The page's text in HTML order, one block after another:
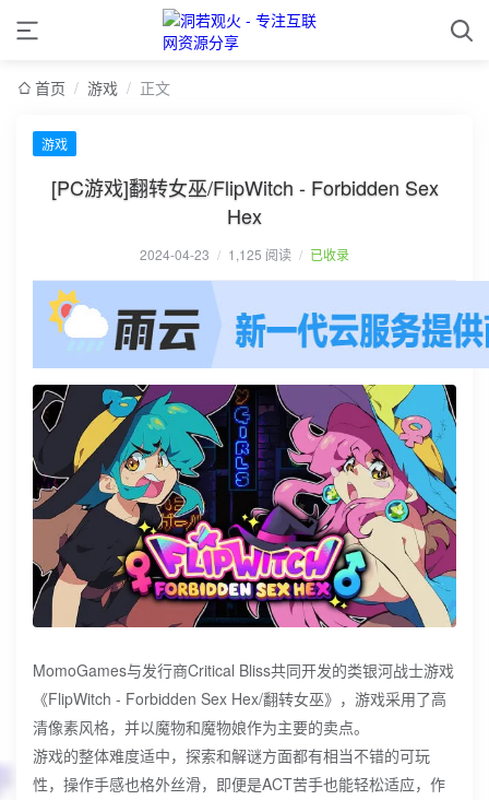
首页 / 游戏 / 正文
游戏
[PC游戏]翻转女巫/FlipWitch - Forbidden Sex
Hex
2024-04-23 / 1,125 阅读 / 已收录
MomoGames与发行商Critical Bliss共同开发的类银河战士游戏
《FlipWitch - Forbidden Sex Hex/翻转女巫》，游戏采用了高
清像素风格，并以魔物和魔物娘作为主要的卖点。
游戏的整体难度适中，探索和解谜方面都有相当不错的可玩
性，操作手感也格外丝滑，即便是ACT苦手也能轻松适应，作